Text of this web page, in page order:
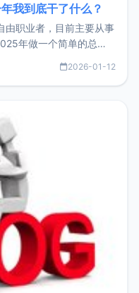
我到底干了什么？
由职业者，目前主要从事
年做一个简单的总
年不求突破，但求保
2026-01-12